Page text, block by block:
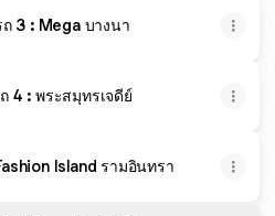
ถ 3 : Mega บางนา
4 : พระสมุทรเจดีย์
Island รามอินทรา